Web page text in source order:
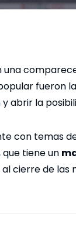
una
fueron
abrir la
con temas de
que tiene un
cierre de las